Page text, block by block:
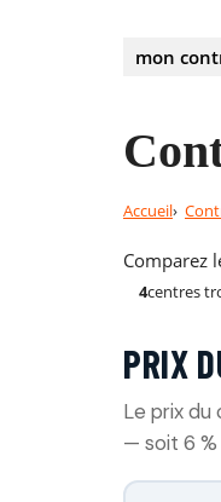
mon
Accueil
Comparez
4centres
PRIX
Le prix
— soit 6 %